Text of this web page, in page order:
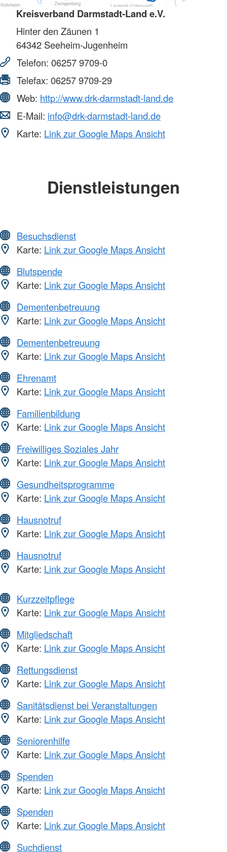
Kreisverband Darmstadt-Land e.V.
Hinter den Zäunen 1
64342 Seeheim-Jugenheim
Telefon: 06257 9709-0
Telefax: 06257 9709-29
Web: http://www.drk-darmstadt-land.de
E-Mail: info@drk-darmstadt-land.de
Karte: Link zur Google Maps Ansicht
Dienstleistungen
Besuchsdienst
Karte: Link zur Google Maps Ansicht
Blutspende
Karte: Link zur Google Maps Ansicht
Dementenbetreuung
Karte: Link zur Google Maps Ansicht
Dementenbetreuung
Karte: Link zur Google Maps Ansicht
Ehrenamt
Karte: Link zur Google Maps Ansicht
Familienbildung
Karte: Link zur Google Maps Ansicht
Freiwilliges Soziales Jahr
Karte: Link zur Google Maps Ansicht
Gesundheitsprogramme
Karte: Link zur Google Maps Ansicht
Hausnotruf
Karte: Link zur Google Maps Ansicht
Hausnotruf
Karte: Link zur Google Maps Ansicht
Kurzzeitpflege
Karte: Link zur Google Maps Ansicht
Mitgliedschaft
Karte: Link zur Google Maps Ansicht
Rettungsdienst
Karte: Link zur Google Maps Ansicht
Sanitätsdienst bei Veranstaltungen
Karte: Link zur Google Maps Ansicht
Seniorenhilfe
Karte: Link zur Google Maps Ansicht
Spenden
Karte: Link zur Google Maps Ansicht
Spenden
Karte: Link zur Google Maps Ansicht
Suchdienst